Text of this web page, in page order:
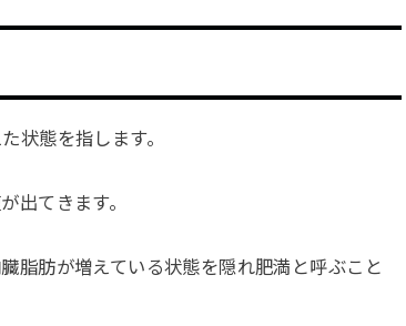
状態を指します。
出てきます。
脂肪が増えている状態を隠れ肥満と呼ぶこと